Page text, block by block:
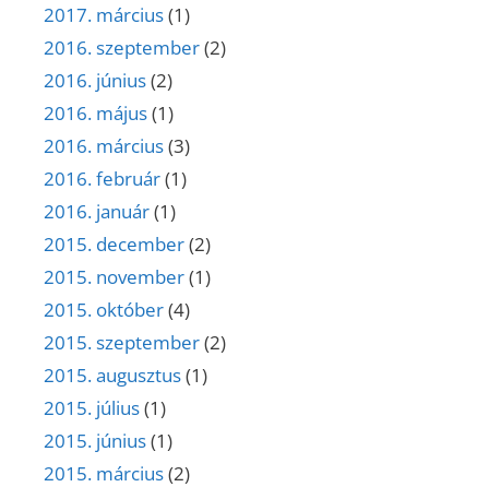
2017. március(1)
2016. szeptember(2)
2016. június(2)
2016. május(1)
2016. március(3)
2016. február(1)
2016. január(1)
2015. december(2)
2015. november(1)
2015. október(4)
2015. szeptember(2)
2015. augusztus(1)
2015. július(1)
2015. június(1)
2015. március(2)